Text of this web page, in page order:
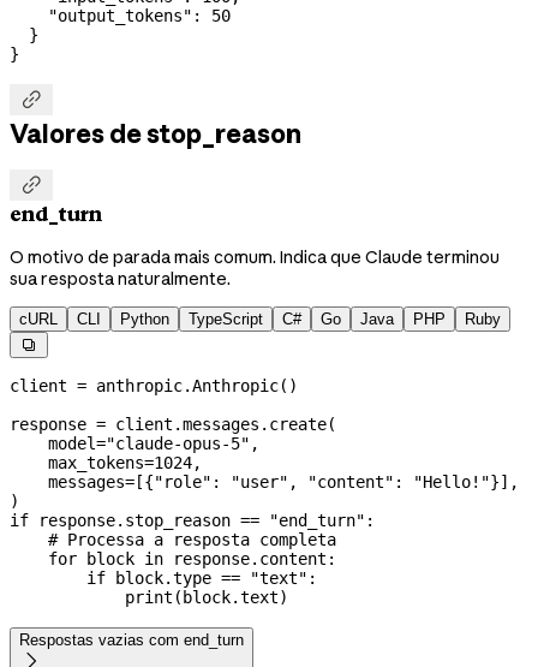
    "output_tokens"
: 50
  }
}

Valores de stop_reason

end_turn
O motivo de parada mais comum. Indica que Claude terminou
sua resposta naturalmente.
cURL CLI Python TypeScript C# Go Java PHP Ruby

client = anthropic.Anthropic()
response = client.messages.create(
    model
="claude-opus-5" ,
    max_tokens
=1024,
    messages
= [{"role" : "user" , "content" : "Hello!"}],
)
if response.stop_reason == "end_turn" :
    # Processa a resposta completa
    for
block in response.content:
        if
block.type == "text" :
            print
(block.text)
Respostas vazias com end_turn
